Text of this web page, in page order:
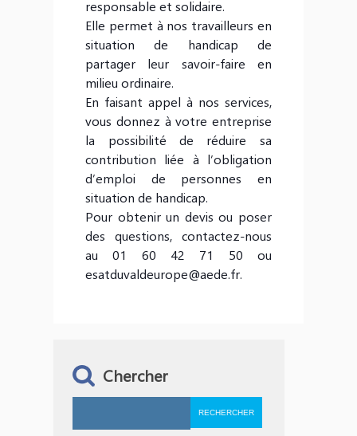
responsable et solidaire.
Elle permet à nos travailleurs en
situation de handicap de
partager leur savoir-faire en
milieu ordinaire.
En faisant appel à nos services,
vous donnez à votre entreprise
la possibilité de réduire sa
contribution liée à l’obligation
d’emploi de personnes en
situation de handicap.
Pour obtenir un devis ou poser
des questions, contactez-nous
au 01 60 42 71 50 ou
esatduvaldeurope@aede.fr.
Chercher